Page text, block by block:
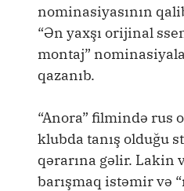
nominasiyasının
“Ən yaxşı orijinal
montaj”
qazanıb.
“Anora” filmində rus
klubda tanış olduğu
qərarına gəlir.
barışmaq istəmir və